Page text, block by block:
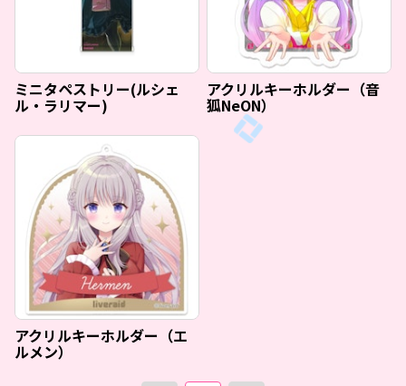
ミニタペストリー(ルシェ
ル・ラリマー)
アクリルキーホルダー（音
狐NeON）
アクリルキーホルダー（エ
ルメン）